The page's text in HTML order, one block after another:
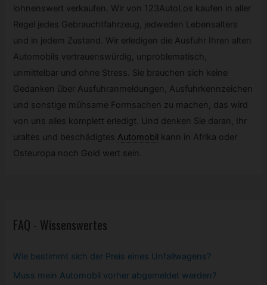
lohnenswert verkaufen. Wir von 123AutoLos kaufen in aller
Regel jedes Gebrauchtfahrzeug, jedweden Lebensalters
und in jedem Zustand. Wir erledigen die Ausfuhr Ihren alten
Automobils vertrauenswürdig, unproblematisch,
unmittelbar und ohne Stress. Sie brauchen sich keine
Gedanken über Ausfuhranmeldungen, Ausfuhrkennzeichen
und sonstige mühsame Formsachen zu machen, das wird
von uns alles komplett erledigt. Und denken Sie daran, Ihr
uraltes und beschädigtes Automobil kann in Afrika oder
Osteuropa noch Gold wert sein.
FAQ - Wissenswertes
Wie bestimmt sich der Preis eines Unfallwagens?
Muss mein Automobil vorher abgemeldet werden?